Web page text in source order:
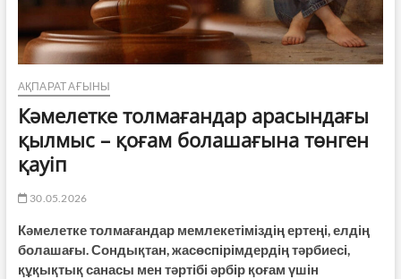
АҚПАРАТ АҒЫНЫ
Кәмелетке толмағандар арасындағы
қылмыс – қоғам болашағына төнген
қауіп
30.05.2026
Кәмелетке толмағандар мемлекетіміздің ертеңі, елдің
болашағы. Сондықтан, жасөспірімдердің тәрбиесі,
құқықтық санасы мен тәртібі әрбір қоғам үшін